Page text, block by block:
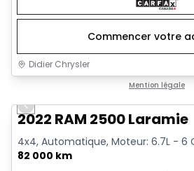
Commencer votre
Didier Chrysler
Mention légale
Previous slide
2022 RAM 2500 Laramie
4x4, Automatique, Moteur: 6.7L - 6
82 000 km